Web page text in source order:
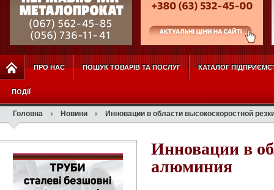
ПРО НАС ПОШУК ТОВАРІВ ТА ПОСЛУГ КАТАЛОГ
ПОДІЇ
Головна Новини Инновации в области высокоскоростной
Инновации в
алюминия